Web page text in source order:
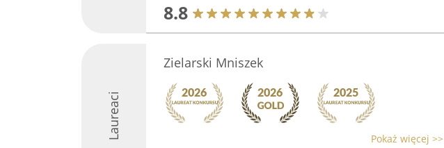
8.8
Laureaci
Zielarski Mniszek
Pokaż więcej >>